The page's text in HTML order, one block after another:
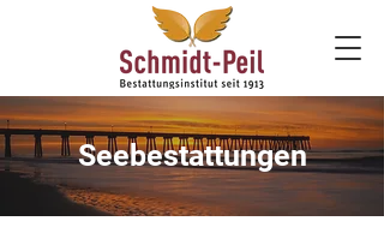
Seebestattungen